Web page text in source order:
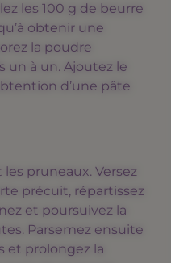
les 100 g de beurre
obtenir une
la poudre
un à un. Ajoutez le
d’une pâte
pruneaux. Versez
précuit, répartissez
et poursuivez la
Parsemez ensuite
et prolongez la